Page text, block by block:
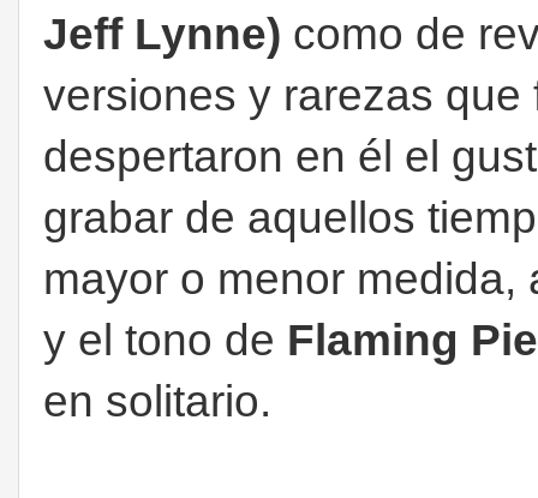
Jeff Lynne) como de
versiones y rarezas
despertaron en él el
grabar de aquellos
mayor o menor
y el tono de Flaming Pie
en solitario.